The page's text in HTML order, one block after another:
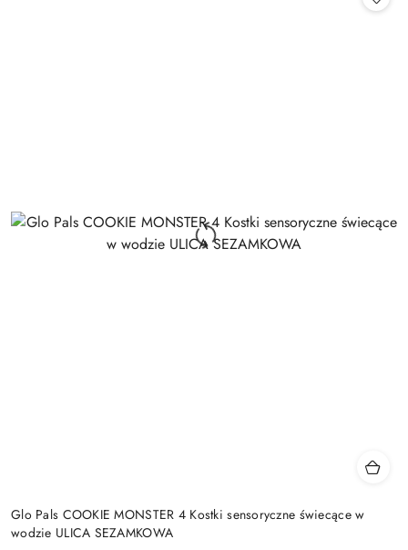
Glo Pals COOKIE MONSTER 4 Kostki sensoryczne świecące w
wodzie ULICA SEZAMKOWA